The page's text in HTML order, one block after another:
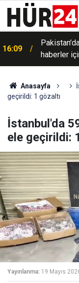
16:09
haberler
Anasayfa
geçirildi: 1 gözaltı
İstanbul'da
ele geçirildi:
Yayınlanma: 19 Mayıs